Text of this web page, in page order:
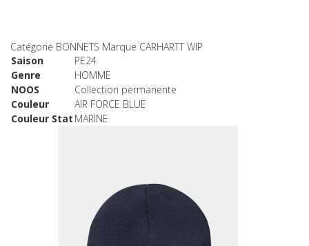
Catégorie BONNETS Marque CARHARTT WIP
Saison
PE24
Genre
HOMME
NOOS
Collection permanente
Couleur
AIR FORCE BLUE
Couleur Stat MARINE